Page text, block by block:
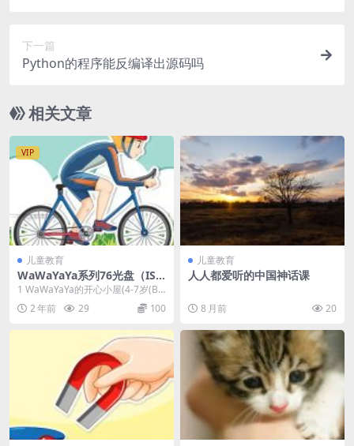
下一篇
Python的程序能反编译出源码吗
相关文章
VIP
儿童教育
WaWaYaYa系列76光盘（IS
O）
1 WaWaYaYa的开心小屋(4-7岁(By
阳光宝贝)).iso 2 WaWa...
2 年前 29 100
儿童教育
人人都爱听的中国神话课
8 月前 20